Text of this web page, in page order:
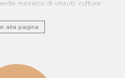
mosaico di vissuti, culture
alla pagina